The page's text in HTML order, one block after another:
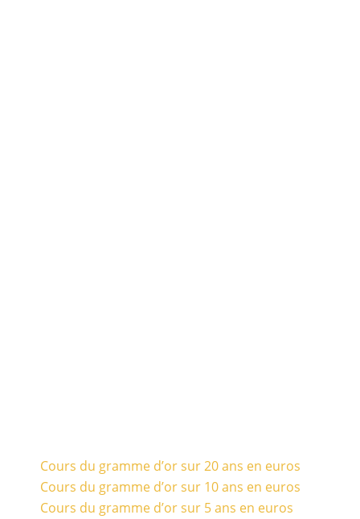
Cours du gramme d’or sur 20 ans en euros
Cours du gramme d’or sur 10 ans en euros
Cours du gramme d’or sur 5 ans en euros